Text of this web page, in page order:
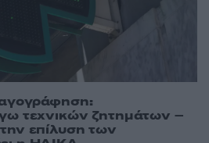
τεχνικών ζητημάτων –
επίλυση των